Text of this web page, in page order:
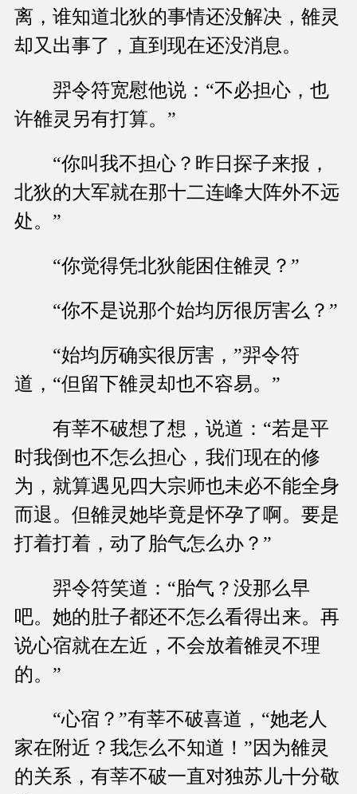
离，谁知道北狄的事情还没解决，雒灵
却又出事了，直到现在还没消息。
羿令符宽慰他说：“不必担心，也
许雒灵另有打算。”
“你叫我不担心？昨日探子来报，
北狄的大军就在那十二连峰大阵外不远
处。”
“你觉得凭北狄能困住雒灵？”
“你不是说那个始均厉很厉害么？”
“始均厉确实很厉害，”羿令符
道，“但留下雒灵却也不容易。”
有莘不破想了想，说道：“若是平
时我倒也不怎么担心，我们现在的修
为，就算遇见四大宗师也未必不能全身
而退。但雒灵她毕竟是怀孕了啊。要是
打着打着，动了胎气怎么办？”
羿令符笑道：“胎气？没那么早
吧。她的肚子都还不怎么看得出来。再
说心宿就在左近，不会放着雒灵不理
的。”
“心宿？”有莘不破喜道，“她老人
家在附近？我怎么不知道！”因为雒灵
的关系，有莘不破一直对独苏儿十分敬